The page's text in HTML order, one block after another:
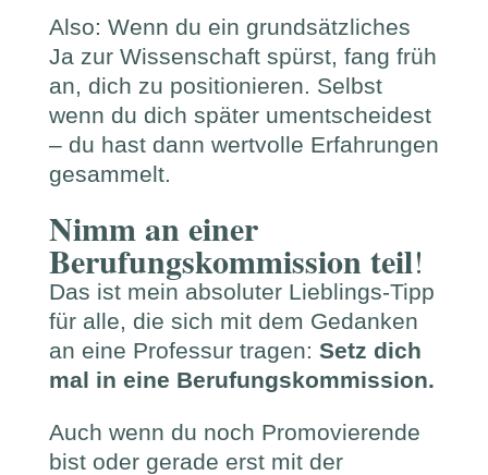
Also: Wenn du ein grundsätzliches
Ja zur Wissenschaft spürst, fang früh
an, dich zu positionieren. Selbst
wenn du dich später umentscheidest
– du hast dann wertvolle Erfahrungen
gesammelt.
Nimm an einer
Berufungskommission teil!
Das ist mein absoluter Lieblings-Tipp
für alle, die sich mit dem Gedanken
an eine Professur tragen: Setz dich
mal in eine Berufungskommission.
Auch wenn du noch Promovierende
bist oder gerade erst mit der